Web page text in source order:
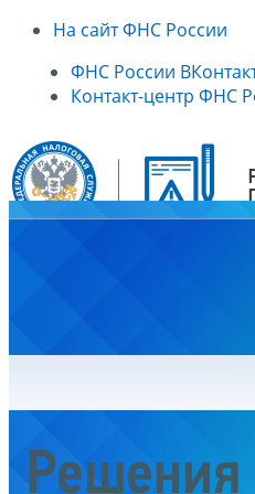
На сайт ФНС России
ФНС России
Контакт-центр ФНС